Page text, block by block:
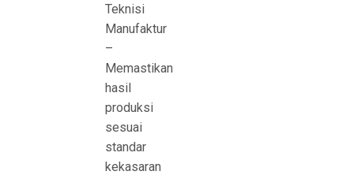
Teknisi
Manufaktur
–
Memastikan
hasil
produksi
sesuai
standar
kekasaran